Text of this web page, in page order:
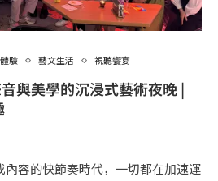
驗 藝文生活 視聽饗宴
與美學的沉浸式藝術夜晚 |
內容的快節奏時代，一切都在加速運